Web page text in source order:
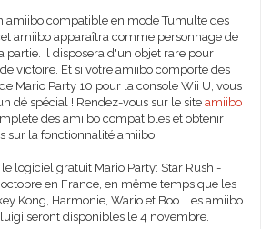
amiibo compatible en mode Tumulte des
amiibo apparaîtra comme personnage de
partie. Il disposera d'un objet rare pour
victoire. Et si votre amiibo comporte des
Mario Party 10 pour la console Wii U, vous
dé spécial ! Rendez-vous sur le site amiibo
des amiibo compatibles et obtenir
sur la fonctionnalité amiibo.
logiciel gratuit Mario Party: Star Rush -
en France, en même temps que les
Kong, Harmonie, Wario et Boo. Les amiibo
seront disponibles le 4 novembre.